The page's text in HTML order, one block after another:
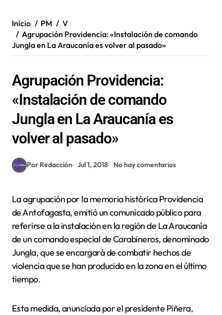
Inicio PM
V
Agrupación Providencia: «Instalación de comando
Jungla en La Araucanía es volver al pasado»
Agrupación Providencia:
«Instalación de comando
Jungla en La Araucanía es
volver al pasado»
Por Redacción Jul 1, 2018 No hay comentarios
La agrupación por la memoria histórica Providencia
de Antofagasta, emitió un comunicado público para
referirse a la instalación en la región de La Araucanía
de un comando especial de Carabineros, denominado
Jungla, que se encargará de combatir hechos de
violencia que se han producido en la zona en el último
tiempo.
Esta medida, anunciada por el presidente Piñera,